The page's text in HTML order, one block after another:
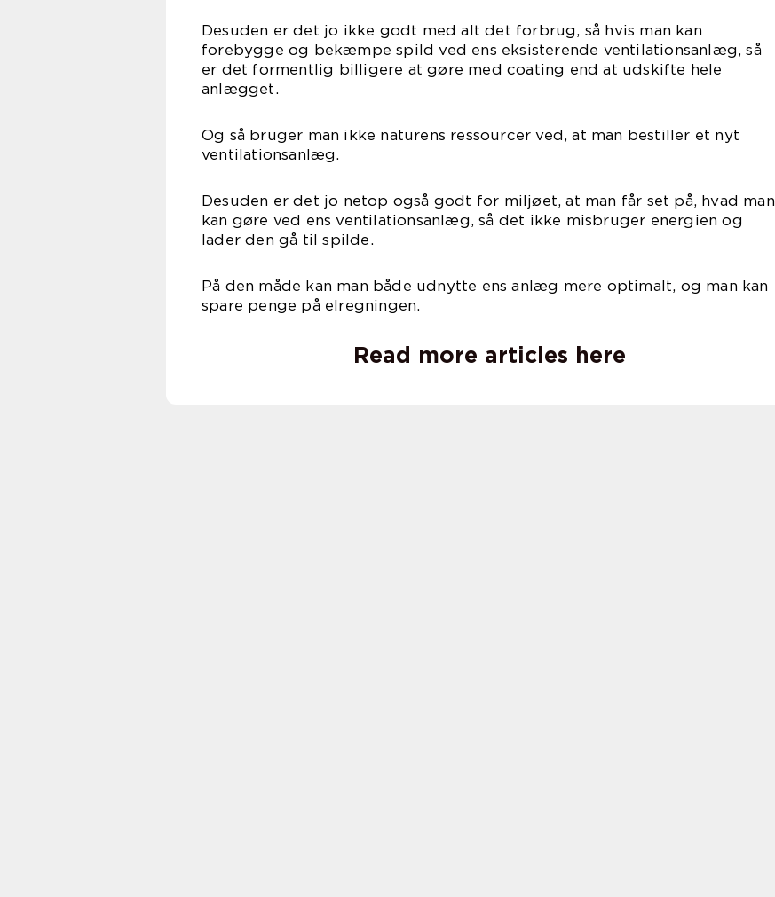
Desuden er det jo ikke godt med alt det forbrug, så hvis man kan
forebygge og bekæmpe spild ved ens eksisterende ventilationsanlæg, så
er det formentlig billigere at gøre med coating end at udskifte hele
anlægget.
Og så bruger man ikke naturens ressourcer ved, at man bestiller et nyt
ventilationsanlæg.
Desuden er det jo netop også godt for miljøet, at man får set på, hvad man
kan gøre ved ens ventilationsanlæg, så det ikke misbruger energien og
lader den gå til spilde.
På den måde kan man både udnytte ens anlæg mere optimalt, og man kan
spare penge på elregningen.
Read more articles here